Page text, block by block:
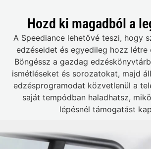
Hozd ki magadból a
A Speediance lehetővé teszi, hogy
edzéseidet és egyedileg hozz létre
Böngéssz a gazdag
ismétléseket és sorozatokat, majd
edzésprogramodat közvetlenül a
saját tempódban haladhatsz,
lépésnél támogatást